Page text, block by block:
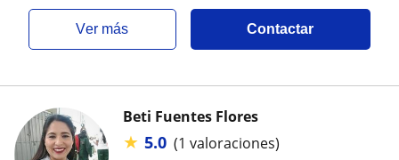
ver más Contactar
Beti Fuentes Flores
★ 5.0 (1 valoraciones)